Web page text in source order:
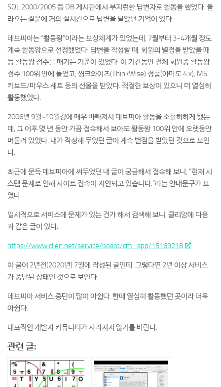
SQL 2000/2005 등 DB 게시판에서 부지런한 답변자로 활동을 했었다. 올
라오는 질문에 거의 실시간으로 답변을 달았던 기억이 있다.
데브피아는 “활동왕”이라는 보상체계가 있었는데, 7월부터 3~4개월 정도
계속 활동왕으로 선정됐었다. 답변을 작성할 때, 회원의 별점을 받았을 때
등 활동왕 점수를 매기는 기준이 있었다. 이 기간동안 전체 회원중 활동왕
점수 100위 안에 들었고, 씽크와이즈(ThinkWise) 정품(아마도 4.x), MS
키보드/마우스 세트 등의 선물을 받았다. 적절한 보상이 있으니 더 열심히
활동했었다.
2006년 9월~10월경에 매우 바빠져서 데브피아 활동을 소홀히하게 됐는
데, 그 이후 몇 년 동안 가끔 접속해서 보아도 활동왕 100위 안에 오랫동안
머물러 있었다. 내가 작성해 두었던 글이 계속 별점을 받았던 것으로 보인
다.
최근에 문득 데브피아에 써두었던 내 글이 궁금해서 접속해 보니, “현재 시
스템 문제로 인해 사이트 접속이 지연되고 있습니다.”라는 안내문구가 보
였다.
일시적으로 서비스에 문제가 있는 건가 해서 검색해 보니, 클리앙에 다음
과 같은 글이 있다.
https://www.clien.net/service/board/cm_app/15169218
이 글이 2년전(2020년) 7월에 작성된 글인데, 그렇다면 2년 이상 서비스
가 중단된 상태인 것으로 보인다.
데브피아 서비스 중단이 많이 아쉽다. 한때 열심히 활동했던 곳이라 더욱
아쉽다.
대표적인 개발자 커뮤니티가 사라지지 않기를 바란다.
관련 글: